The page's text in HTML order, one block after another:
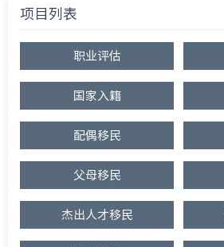
项目列表
职业评估
国家入籍
配偶移民
父母移民
杰出人才移民